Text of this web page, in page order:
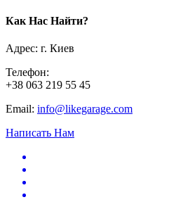
Как Нас Найти?
Адрес: г. Киев
Телефон:
+38 063 219 55 45
Email: info@likegarage.com
Написать Нам